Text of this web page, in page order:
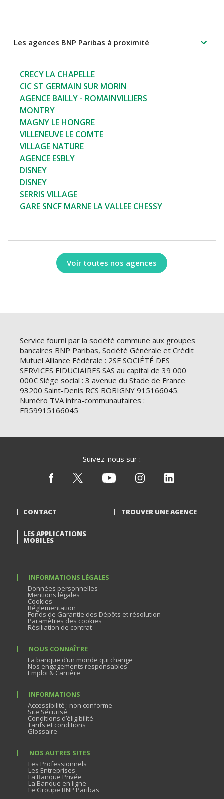
Les agences BNP Paribas à proximité
CRECY LA CHAPELLE
CIC ST GERMAIN SUR MORIN
AGENCE BAILLY - ROMAINVILLIERS
MONTRY
MAGNY LE HONGRE
VILLENEUVE LE COMTE
VILLAGE NATURE
AGENCE ESBLY
DISNEY
DISNEY
SERRIS VILLAGE
GARE SNCF MARNE LA VALLEE CHESSY
Voir toutes nos agences
Service fourni par la société commune aux groupes
bancaires BNP Paribas, Société Générale et Crédit
Mutuel Alliance Fédérale : 2SF SOCIÉTÉ DES
SERVICES FIDUCIAIRES SAS au capital de 39 000
000€ Siège social : 3 avenue du Stade de France
93200 Saint-Denis RCS BOBIGNY 915166045.
Numéro TVA intra-communautaires :
FR59915166045
Suivez-nous sur :
CONTACT TROUVER UNE AGENCE
LES APPLICATIONS
MOBILES
INFORMATIONS LÉGALES
Données personnelles
Mentions légales
Cookies
Réglementation
Fonds de Garantie des Dépôts et résolution
Paramètres des cookies
Résiliation de contrat
NOUS CONNAÎTRE
La banque d’un monde qui change
Nos engagements responsables
Emploi & Carrière
INFORMATIONS
Accessibilité : non conforme
Site Sécurisé
Conditions d’éligibilité
Tarifs et conditions
Glossaire
NOS AUTRES SITES
Les Professionnels
Les Entreprises
La Banque Privée
La Banque en ligne
Le Groupe BNP Paribas